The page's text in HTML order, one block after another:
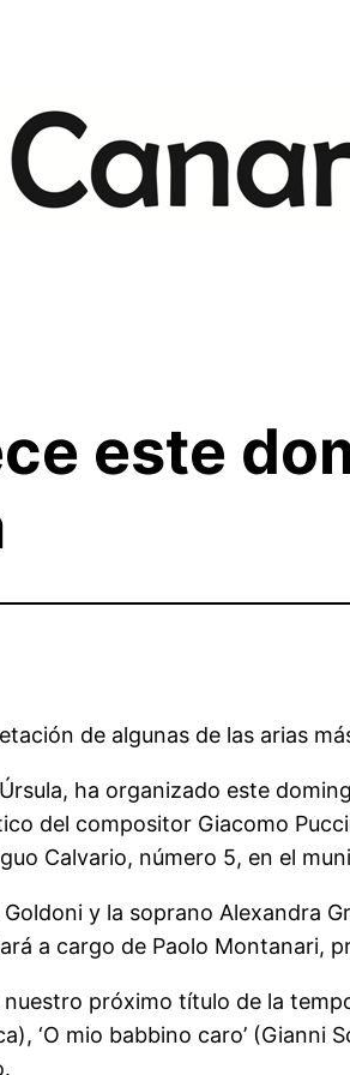
este
de algunas de las arias
ha organizado este
del compositor Giacomo
Calvario, número 5, en el
y la soprano Alexandra
a cargo de Paolo Montanari,
próximo título de la
‘O mio babbino caro’ (Gianni